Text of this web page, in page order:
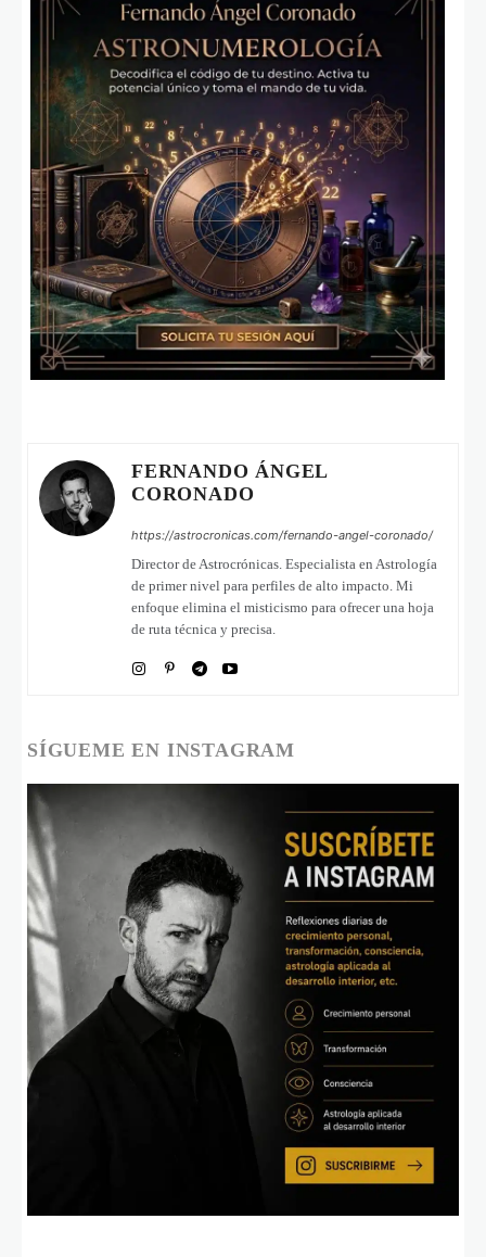
FERNANDO ÁNGEL
CORONADO
https://astrocronicas.com/fernando-angel-coronado/
Director de Astrocrónicas. Especialista en Astrología
de primer nivel para perfiles de alto impacto. Mi
enfoque elimina el misticismo para ofrecer una hoja
de ruta técnica y precisa.
SÍGUEME EN INSTAGRAM